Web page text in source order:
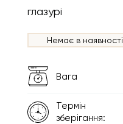
глазурі
Немає в наявності
Вага
Термін
зберігання: